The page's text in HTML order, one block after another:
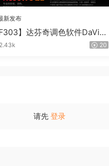
新发布
F303】达芬奇调色软件DaVinc
Studio21.0.3 中文版W
20
请先 登录